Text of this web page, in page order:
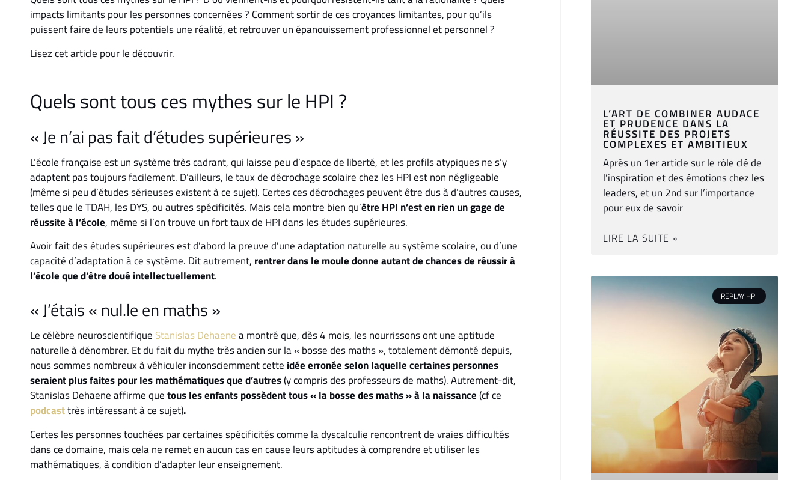
impacts limitants pour les personnes concernées ? Comment sortir de ces croyances limitantes, pour qu’ils
puissent faire de leurs potentiels une réalité, et retrouver un épanouissement professionnel et personnel ?
Lisez cet article pour le découvrir.
Quels sont tous ces mythes sur le HPI ?
« Je n’ai pas fait d’études supérieures »
L’école française est un système très cadrant, qui laisse peu d’espace de liberté, et les profils atypiques ne s’y
adaptent pas toujours facilement. D’ailleurs, le taux de décrochage scolaire chez les HPI est non négligeable
(même si peu d’études sérieuses existent à ce sujet). Certes ces décrochages peuvent être dus à d’autres causes,
telles que le TDAH, les DYS, ou autres spécificités. Mais cela montre bien qu’être HPI n’est en rien un gage de
réussite à l’école, même si l’on trouve un fort taux de HPI dans les études supérieures.
Avoir fait des études supérieures est d’abord la preuve d’une adaptation naturelle au système scolaire, ou d’une
capacité d’adaptation à ce système. Dit autrement, rentrer dans le moule donne autant de chances de réussir à
l’école que d’être doué intellectuellement.
« J’étais « nul.le en maths »
Le célèbre neuroscientifique Stanislas Dehaenea montré que, dès 4 mois, les nourrissons ont une aptitude
naturelle à dénombrer. Et du fait du mythe très ancien sur la « bosse des maths », totalement démonté depuis,
nous sommes nombreux à véhiculer inconsciemment cette idée erronée selon laquelle certaines personnes
seraient plus faites pour les mathématiques que d’autres(y compris des professeurs de maths). Autrement-dit,
Stanislas Dehaene affirme quetous les enfants possèdent tous « la bosse des maths » à la naissance(cf ce
podcasttrès intéressant à ce sujet).
Certes les personnes touchées par certaines spécificités comme la dyscalculie rencontrent de vraies difficultés
dans ce domaine, mais cela ne remet en aucun cas en cause leurs aptitudes à comprendre et utiliser les
mathématiques, à condition d’adapter leur enseignement.
L’ART DE COMBINER AUDACE
ET PRUDENCE DANS LA
RÉUSSITE DES PROJETS
COMPLEXES ET AMBITIEUX
Après un 1er article sur le rôle clé de
l’inspiration et des émotions chez les
leaders, et un 2nd sur l’importance
pour eux de savoir
LIRE LA SUITE »
REPLAY HPI